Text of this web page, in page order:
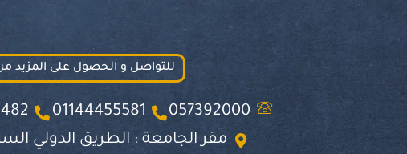
للتواصل و الحصول على المزيد
057392000
01144455581
مقر الجامعة : الطريق الدولي